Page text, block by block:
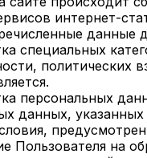
интернет-
данные
специальных
политических
персональных
данных,
Пользователя на